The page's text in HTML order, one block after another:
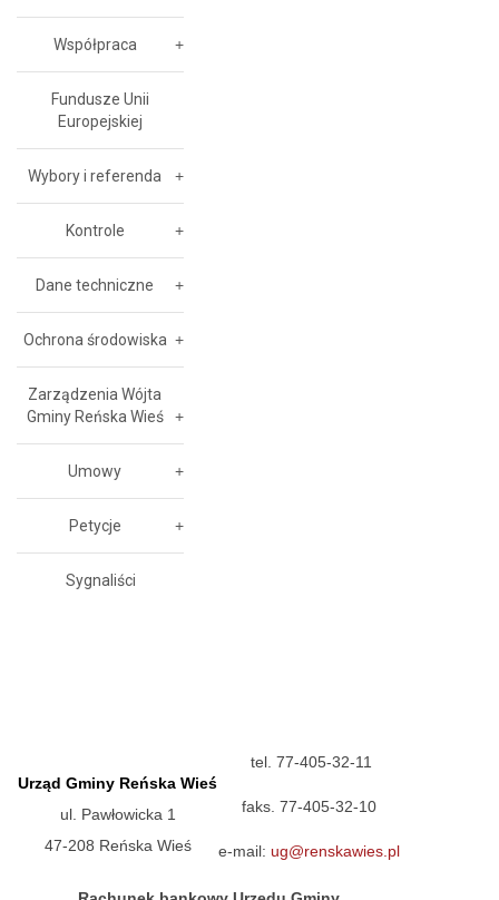
Współpraca
Fundusze Unii
Europejskiej
Wybory i referenda
Kontrole
Dane techniczne
Ochrona środowiska
Zarządzenia Wójta
Gminy Reńska Wieś
Umowy
Petycje
Sygnaliści
Urząd Gminy Reńska Wieś
ul. Pawłowicka 1
47-208 Reńska Wieś
tel. 77-405-32-11
faks. 77-405-32-10
e-mail: ug@renskawies.pl